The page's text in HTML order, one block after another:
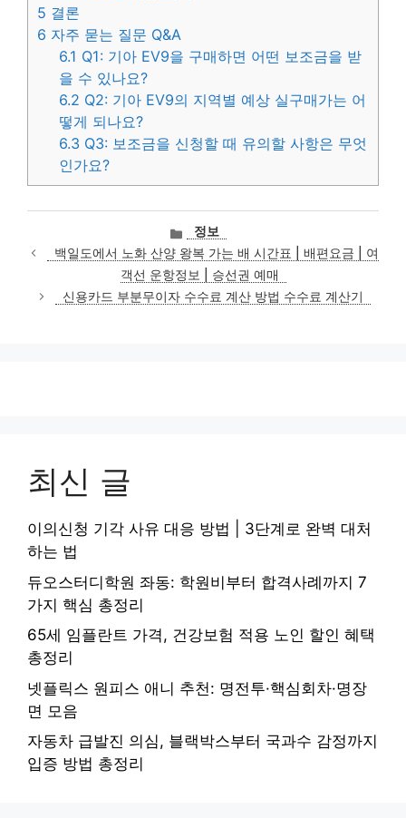
5 결론
6 자주 묻는 질문 Q&A
6.1 Q1: 기아 EV9을 구매하면 어떤 보조금을 받
을 수 있나요?
6.2 Q2: 기아 EV9의 지역별 예상 실구매가는 어
떻게 되나요?
6.3 Q3: 보조금을 신청할 때 유의할 사항은 무엇
인가요?
카
테
고
리
정보
백일도에서 노화 산양 왕복 가는 배 시간표 | 배편요금 | 여
객선 운항정보 | 승선권 예매
신용카드 부분무이자 수수료 계산 방법 수수료 계산기
최신 글
이의신청 기각 사유 대응 방법 | 3단계로 완벽 대처
하는 법
듀오스터디학원 좌동: 학원비부터 합격사례까지 7
가지 핵심 총정리
65세 임플란트 가격, 건강보험 적용 노인 할인 혜택
총정리
넷플릭스 원피스 애니 추천: 명전투·핵심회차·명장
면 모음
자동차 급발진 의심, 블랙박스부터 국과수 감정까지
입증 방법 총정리